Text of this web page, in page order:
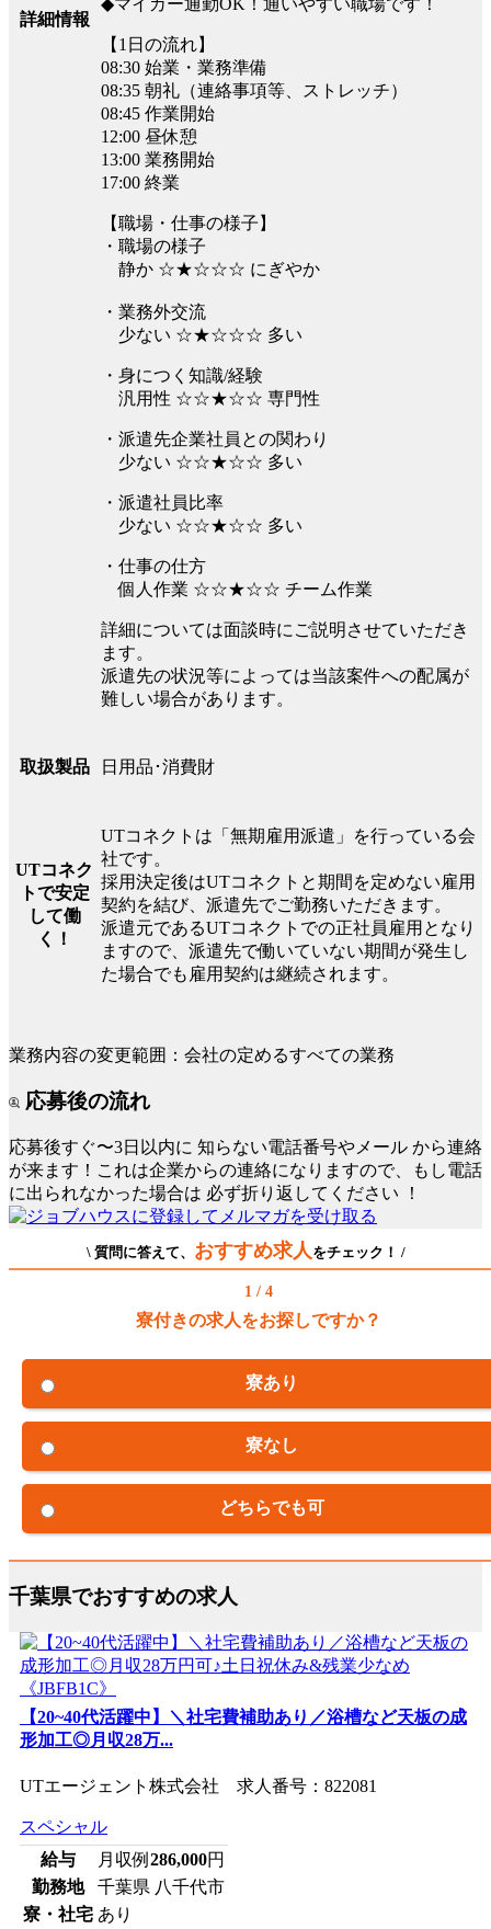
詳細情報
【1日の流れ】
08:30 始業・業務準備
08:35 朝礼（連絡事項等、ストレッチ）
08:45 作業開始
12:00 昼休憩
13:00 業務開始
17:00 終業
【職場・仕事の様子】
・職場の様子
静か ☆★☆☆☆ にぎやか
・業務外交流
少ない ☆★☆☆☆ 多い
・身につく知識/経験
汎用性 ☆☆★☆☆ 専門性
・派遣先企業社員との関わり
少ない ☆☆★☆☆ 多い
・派遣社員比率
少ない ☆☆★☆☆ 多い
・仕事の仕方
個人作業 ☆☆★☆☆ チーム作業
詳細については面談時にご説明させていただき
ます。
派遣先の状況等によっては当該案件への配属が
難しい場合があります。
取扱製品 日用品･消費財
UTコネク
トで安定
して働
く！
UTコネクトは「無期雇用派遣」を行っている会
社です。
採用決定後はUTコネクトと期間を定めない雇用
契約を結び、派遣先でご勤務いただきます。
派遣元であるUTコネクトでの正社員雇用となり
ますので、派遣先で働いていない期間が発生し
た場合でも雇用契約は継続されます。
業務内容の変更範囲：会社の定めるすべての業務
応募後の流れ
応募後すぐ〜3日以内に 知らない電話番号やメール から連絡
が来ます！これは企業からの連絡になりますので、もし電話
に出られなかった場合は 必ず折り返してください ！
\ 質問に答えて、 おすすめ求人をチェック！ /
1 / 4
寮付きの求人をお探しですか？
寮あり
寮なし
どちらでも可
千葉県でおすすめの求人
【20~40代活躍中】＼社宅費補助あり／浴槽など天板の成
形加工◎月収28万...
UTエージェント株式会社 求人番号：822081
スペシャル
給与
月収例 286,000円
勤務地
千葉県 八千代市
寮・社宅 あり